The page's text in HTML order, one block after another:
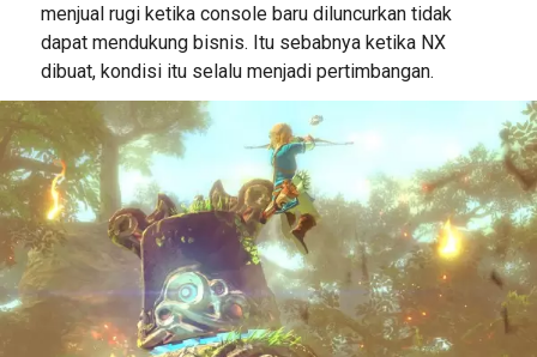
menjual rugi ketika console baru diluncurkan tidak
dapat mendukung bisnis. Itu sebabnya ketika NX
dibuat, kondisi itu selalu menjadi pertimbangan.